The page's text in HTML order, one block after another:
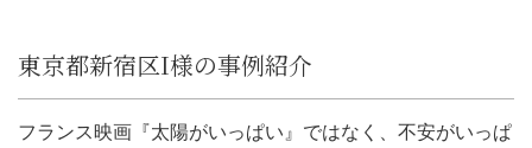
東京都新宿区I様の事例紹介
フランス映画『太陽がいっぱい』ではなく、不安がいっぱ